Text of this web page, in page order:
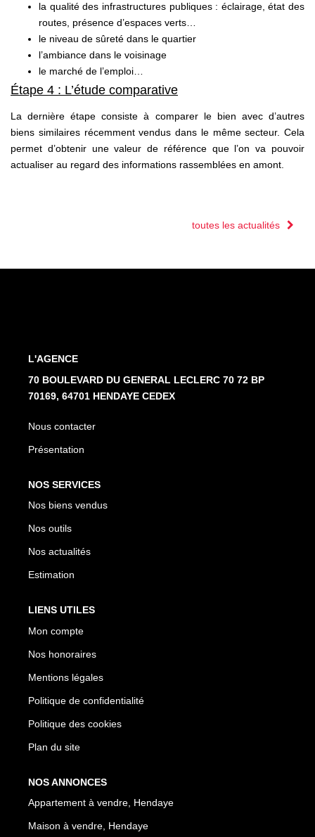
la qualité des infrastructures publiques : éclairage, état des
routes, présence d’espaces verts…
le niveau de sûreté dans le quartier
l’ambiance dans le voisinage
le marché de l’emploi…
Étape 4 : L’étude comparative
La dernière étape consiste à comparer le bien avec d’autres
biens similaires récemment vendus dans le même secteur. Cela
permet d’obtenir une valeur de référence que l’on va pouvoir
actualiser au regard des informations rassemblées en amont.
toutes les actualités
L'AGENCE
70 BOULEVARD DU GENERAL LECLERC 70 72 BP
70169, 64701 HENDAYE CEDEX
Nous contacter
Présentation
NOS SERVICES
Nos biens vendus
Nos outils
Nos actualités
Estimation
LIENS UTILES
Mon compte
Nos honoraires
Mentions légales
Politique de confidentialité
Politique des cookies
Plan du site
NOS ANNONCES
Appartement à vendre, Hendaye
Maison à vendre, Hendaye